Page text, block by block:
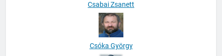
Csabai Zsanett
Csóka György